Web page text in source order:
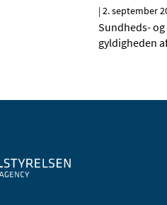
|2. september
Sundheds-
gyldigheden